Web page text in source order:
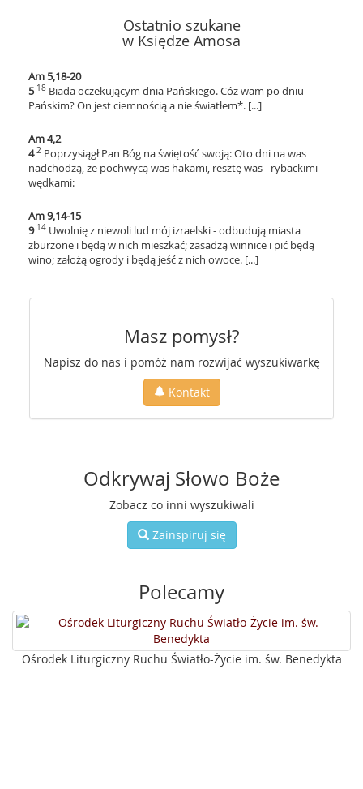
Ostatnio szukane
w Księdze Amosa
Am 5,18-20
5 18 Biada oczekującym dnia Pańskiego. Cóż wam po dniu
Pańskim? On jest ciemnością a nie światłem*. [...]
Am 4,2
4 2 Poprzysiągł Pan Bóg na świętość swoją: Oto dni na was
nadchodzą, że pochwycą was hakami, resztę was - rybackimi
wędkami:
Am 9,14-15
914 Uwolnię z niewoli lud mój izraelski - odbudują miasta
zburzone i będą w nich mieszkać; zasadzą winnice i pić będą
wino; założą ogrody i będą jeść z nich owoce. [...]
Masz pomysł?
Napisz do nas i pomóż nam rozwijać wyszukiwarkę
Kontakt
Odkrywaj Słowo Boże
Zobacz co inni wyszukiwali
Zainspiruj się
Polecamy
Ośrodek Liturgiczny Ruchu Światło-Życie im. św. Benedykta